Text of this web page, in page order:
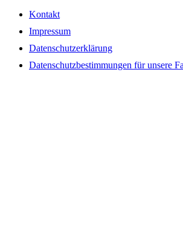
Kontakt
Impressum
Datenschutzerklärung
Datenschutzbestimmungen für unsere